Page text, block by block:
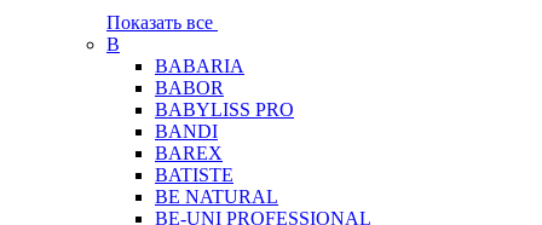
Показать все
B
BABARIA
BABOR
BABYLISS PRO
BANDI
BAREX
BATISTE
BE NATURAL
BE-UNI PROFESSIONAL